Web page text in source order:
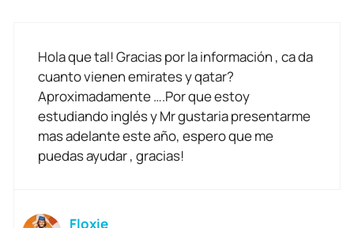
Hola que tal! Gracias por la información , ca da
cuanto vienen emirates y qatar?
Aproximadamente ….Por que estoy
estudiando inglés y Mr gustaria presentarme
mas adelante este año, espero que me
puedas ayudar , gracias!
Floxie